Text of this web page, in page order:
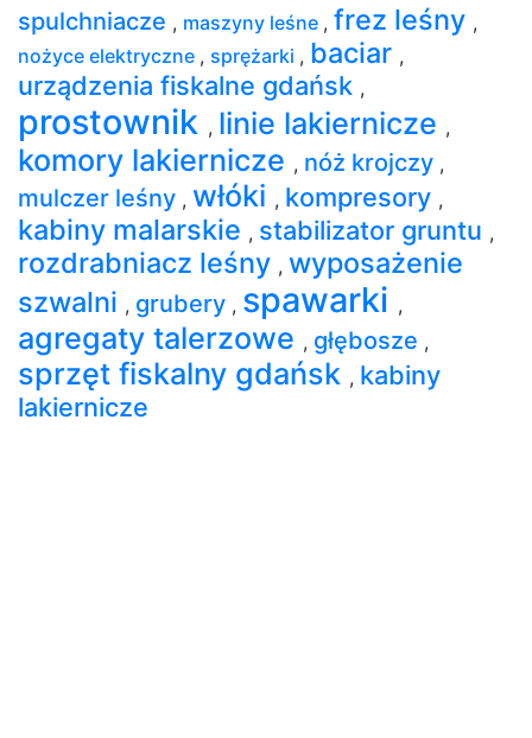
spulchniacze , maszyny leśne , frez leśny ,
nożyce elektryczne , sprężarki , baciar ,
urządzenia fiskalne gdańsk ,
prostownik , linie lakiernicze ,
komory lakiernicze , nóż krojczy ,
mulczer leśny , włóki , kompresory ,
kabiny malarskie , stabilizator gruntu ,
rozdrabniacz leśny , wyposażenie
szwalni , grubery , spawarki ,
agregaty talerzowe , głębosze ,
sprzęt fiskalny gdańsk , kabiny
lakiernicze